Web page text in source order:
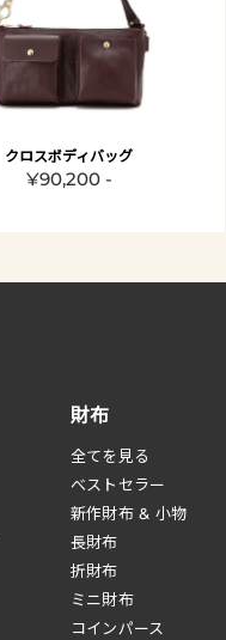
クロスボディバッグ
¥90,200 -
財布
全てを見る
べストセラー
新作財布 & 小物
長財布
折財布
ミニ財布
コインパース